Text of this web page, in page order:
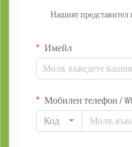
Нашият представител
Имейл
Мобилен телефон /
Код